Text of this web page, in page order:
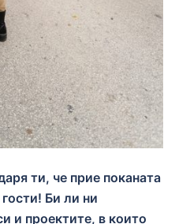
ти, че прие поканата
Би ли ни
и проектите, в които